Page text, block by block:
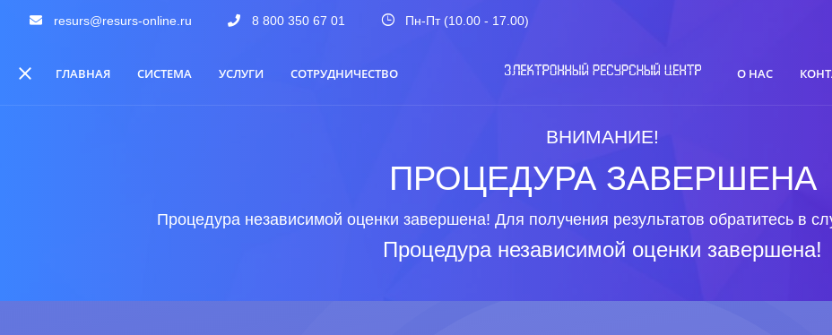
resurs@resurs-online.ru 8 800 350 67 01 Пн-Пт (10.00 - 17.00)
ГЛАВНАЯ СИСТЕМА УСЛУГИ СОТРУДНИЧЕСТВО О НАС
ВНИМАНИЕ!
ПРОЦЕДУРА ЗАВЕРШЕНА
Процедура независимой оценки завершена! Для получения результатов обратитесь в
Процедура независимой оценки завершена!